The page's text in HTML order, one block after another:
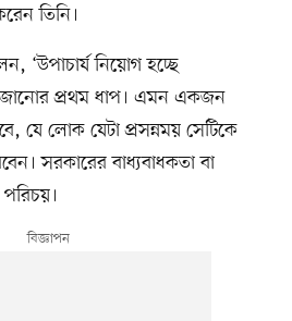
তিনি।
‘উপাচার্য নিয়োগ হচ্ছে
প্রথম ধাপ। এমন একজন
যে লোক যেটা প্রসন্নময় সেটিকে
সরকারের বাধ্যবাধকতা বা